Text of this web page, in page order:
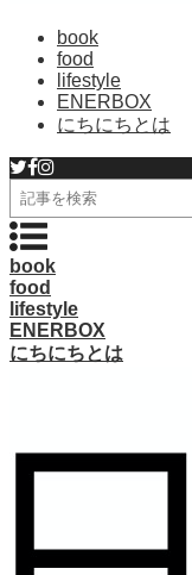
book
food
lifestyle
ENERBOX
にちにちとは
検
索
book
food
lifestyle
ENERBOX
にちにちとは